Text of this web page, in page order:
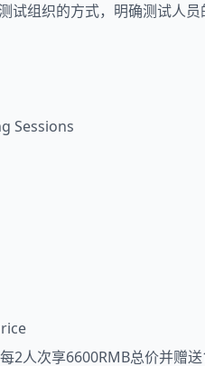
试组织的方式，明确测试人
Sessions
2人次享6600RMB总价并赠送